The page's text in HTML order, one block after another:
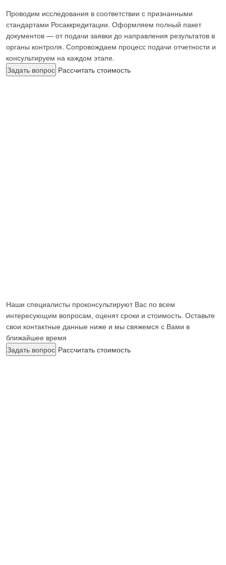
Проводим исследования в соответствии с признанными
стандартами Росаккредитации. Оформляем полный пакет
документов — от подачи заявки до направления результатов в
органы контроля. Сопровождаем процесс подачи отчетности и
консультируем на каждом этапе.
Задать вопрос Рассчитать стоимость
Наши специалисты проконсультируют Вас по всем
интересующим вопросам, оценят сроки и стоимость. Оставьте
свои контактные данные ниже и мы свяжемся с Вами в
ближайшее время
Задать вопрос Рассчитать стоимость